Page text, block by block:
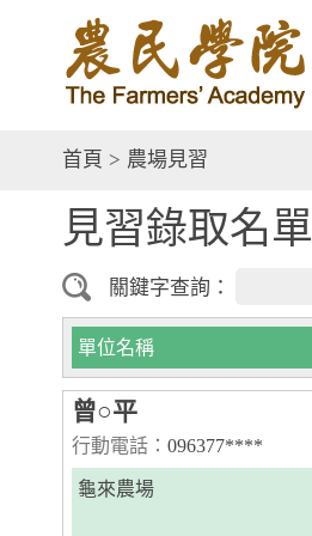
首頁 > 農場見習
見習錄取名單
關鍵字查詢：
單位名稱
曾○平
行動電話： 096377****
龜來農場